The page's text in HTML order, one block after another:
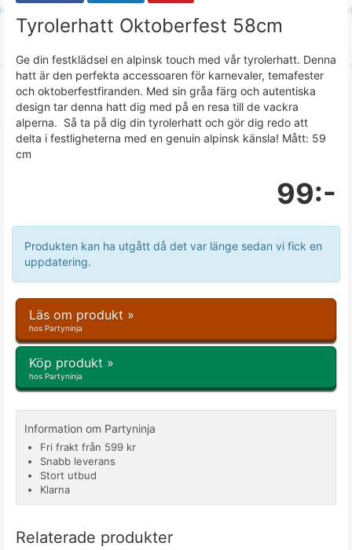
Tyrolerhatt Oktoberfest 58cm
Ge din festklädsel en alpinsk touch med vår tyrolerhatt. Denna
hatt är den perfekta accessoaren för karnevaler, temafester
och oktoberfestfiranden. Med sin gråa färg och autentiska
design tar denna hatt dig med på en resa till de vackra
alperna. Så ta på dig din tyrolerhatt och gör dig redo att
delta i festligheterna med en genuin alpinsk känsla! Mått: 59
cm
99:-
Produkten kan ha utgått då det var länge sedan vi fick en
uppdatering.
Läs om produkt »
hos Partyninja
Köp produkt »
hos Partyninja
Information om Partyninja
Fri frakt från 599 kr
Snabb leverans
Stort utbud
Klarna
Relaterade produkter